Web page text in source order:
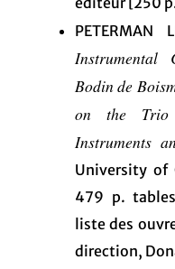
PETERMAN
Instrumental
Bodin de
on the Trio
Instruments
University of
479 p.
liste des
direction,